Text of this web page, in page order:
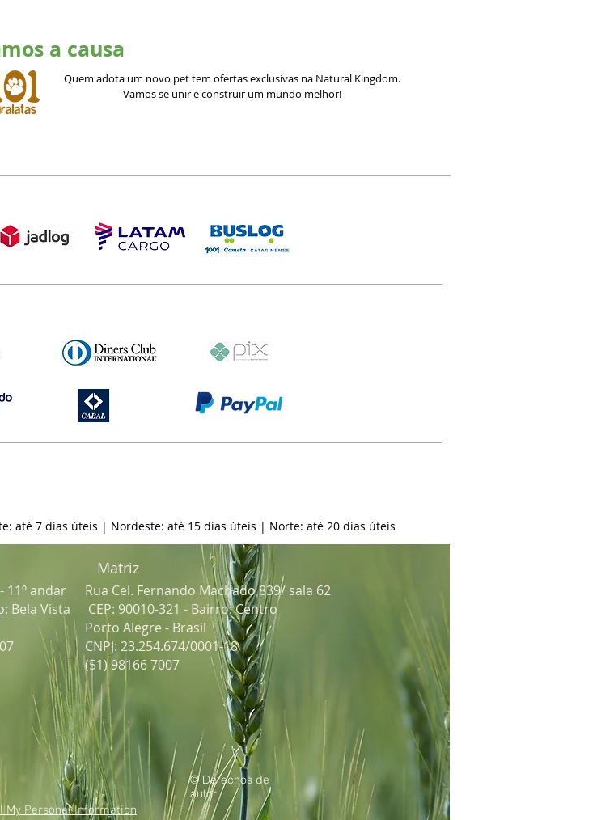
a causa
Quem adota um novo pet tem ofertas exclusivas na Natural Kingdom.
Vamos se unir e construir um mundo melhor!
até 7 dias úteis | Nordeste: até 15 dias úteis | Norte: até 20 dias úteis
Matriz
11º andar
Bela Vista
Rua Cel. Fernando Machado 839/ sala 62
CEP: 90010-321 - Bairro: Centro
Porto Alegre - Brasil
CNPJ: 23.254.674/0001-18
(51) 98166 7007
My Personal Information
© Derechos de
autor